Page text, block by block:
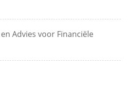
Advies voor Financiële